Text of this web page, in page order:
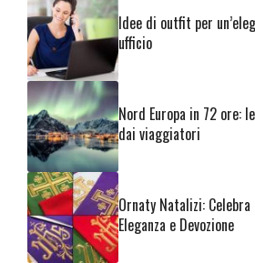
Idee di outfit per
ufficio
Nord Europa in 72 ore:
dai viaggiatori
Ornaty Natalizi:
Eleganza e Devozione